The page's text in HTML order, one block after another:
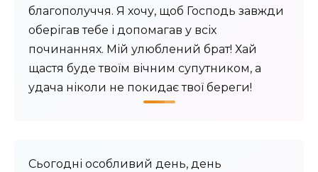
благополуччя. Я хочу, щоб Господь завжди
оберігав тебе і допомагав у всіх
починаннях. Мій улюблений брат! Хай
щастя буде твоїм вічним супутником, а
удача ніколи не покидає твої береги!
Сьогодні особливий день, день